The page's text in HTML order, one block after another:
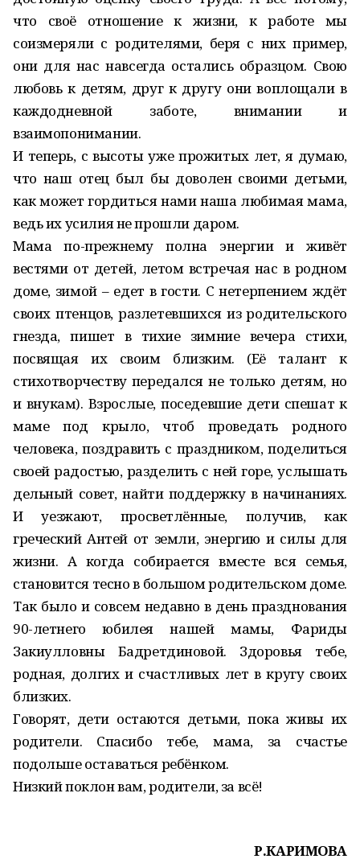
что своё отношение к жизни, к работе мы
соизмеряли с родителями, беря с них пример,
они для нас навсегда остались образцом. Свою
любовь к детям, друг к другу они воплощали в
каждодневной заботе, внимании и
взаимопонимании.
И теперь, с высоты уже прожитых лет, я думаю,
что наш отец был бы доволен своими детьми,
как может гордиться нами наша любимая мама,
ведь их усилия не прошли даром.
Мама по-прежнему полна энергии и живёт
вестями от детей, летом встречая нас в родном
доме, зимой – едет в гости. С нетерпением ждёт
своих птенцов, разлетевшихся из родительского
гнезда, пишет в тихие зимние вечера стихи,
посвящая их своим близким. (Её талант к
стихотворчеству передался не только детям, но
и внукам). Взрослые, поседевшие дети спешат к
маме под крыло, чтоб проведать родного
человека, поздравить с праздником, поделиться
своей радостью, разделить с ней горе, услышать
дельный совет, найти поддержку в начинаниях.
И уезжают, просветлённые, получив, как
греческий Антей от земли, энергию и силы для
жизни. А когда собирается вместе вся семья,
становится тесно в большом родительском доме.
Так было и совсем недавно в день празднования
90-летнего юбилея нашей мамы, Фариды
Закиулловны Бадретдиновой. Здоровья тебе,
родная, долгих и счастливых лет в кругу своих
близких.
Говорят, дети остаются детьми, пока живы их
родители. Спасибо тебе, мама, за счастье
подольше оставаться ребёнком.
Низкий поклон вам, родители, за всё!
Р.КАРИМОВА